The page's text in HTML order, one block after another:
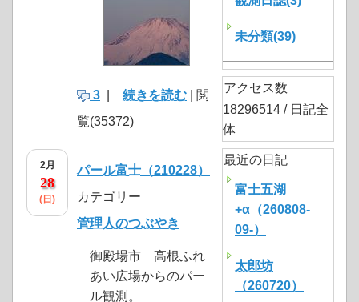
3 続きを読む | 閲
覧(35372)
2月
28
(日)
パール富士（210228）
カテゴリー
管理人のつぶやき
御殿場市 高根ふれ
あい広場からのパー
ル観測。
未分類(39)
アクセス数
18296514 / 日記全
体
最近の日記
富士五湖
+α（260808-
09-）
太郎坊
（260720）